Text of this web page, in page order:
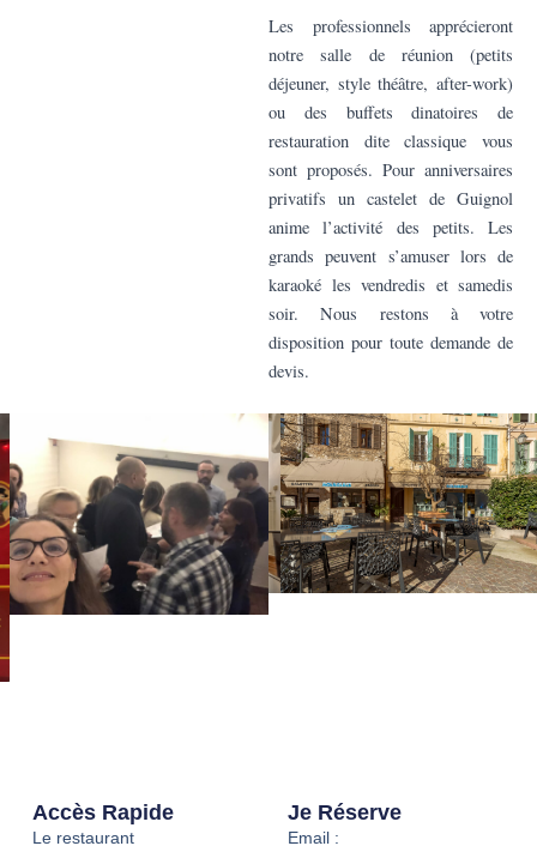
Les professionnels apprécieront
notre salle de réunion (petits
déjeuner, style théâtre, after-work)
ou des buffets dinatoires de
restauration dite classique vous
sont proposés. Pour anniversaires
privatifs un castelet de Guignol
anime l’activité des petits. Les
grands peuvent s’amuser lors de
karaoké les vendredis et samedis
soir. Nous restons à votre
disposition pour toute demande de
devis.
Accès Rapide
Le restaurant
Je Réserve
Email :